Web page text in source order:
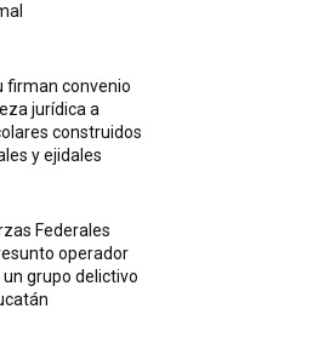
firman convenio
jurídica a
construidos
y ejidales
Federales
operador
grupo delictivo